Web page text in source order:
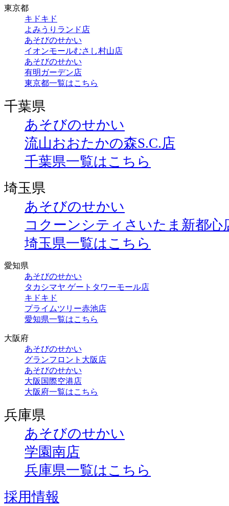
東京都
キドキド
よみうりランド店
あそびのせかい
イオンモールむさし村山店
あそびのせかい
有明ガーデン店
東京都一覧はこちら
千葉県
あそびのせかい
流山おおたかの森S.C.店
千葉県一覧はこちら
埼玉県
あそびのせかい
コクーンシティさいたま新都心
埼玉県一覧はこちら
愛知県
あそびのせかい
タカシマヤ ゲートタワーモール店
キドキド
プライムツリー赤池店
愛知県一覧はこちら
大阪府
あそびのせかい
グランフロント大阪店
あそびのせかい
大阪国際空港店
大阪府一覧はこちら
兵庫県
あそびのせかい
学園南店
兵庫県一覧はこちら
採用情報